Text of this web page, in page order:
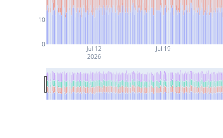
Jul 12
2026
Jul 19
0
10